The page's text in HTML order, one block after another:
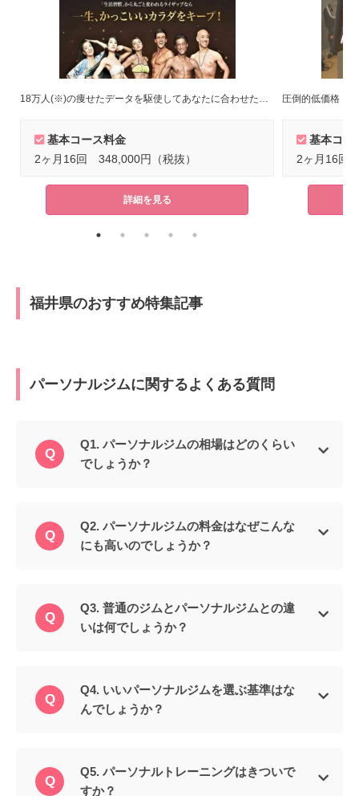
18万人(※)の痩せたデータを駆使してあなたに合わせたトレーニングメニューをご提案！(※)2022年8月末時点
基本コース料金
2ヶ月16回 348,000円（税抜）
詳細を見る
圧倒的低価格！
基本コー
2ヶ月16回
福井県のおすすめ特集記事
パーソナルジムに関するよくある質問
Q1. パーソナルジムの相場はどのくらい
でしょうか？
Q2. パーソナルジムの料金はなぜこんな
にも高いのでしょうか？
Q3. 普通のジムとパーソナルジムとの違
いは何でしょうか？
Q4. いいパーソナルジムを選ぶ基準はな
んでしょうか？
Q5. パーソナルトレーニングはきついで
すか？